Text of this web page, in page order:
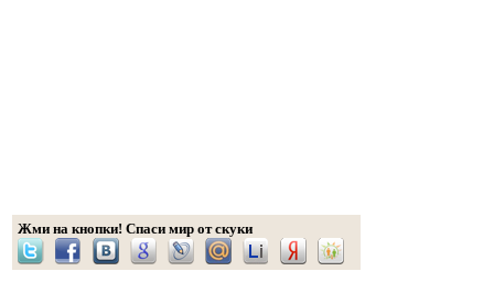
Жми на кнопки! Спаси мир от скуки